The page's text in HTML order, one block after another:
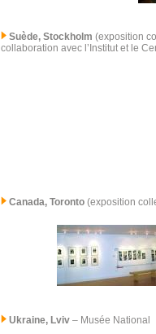
Suède, Stockholm (exposition
collaboration avec l’Institut et le
Canada, Toronto (exposition
Ukraine, Lviv – Musée National